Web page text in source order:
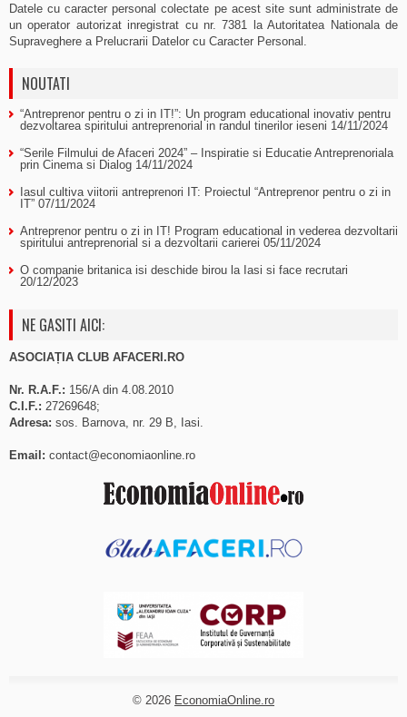
Datele cu caracter personal colectate pe acest site sunt administrate de
un operator autorizat inregistrat cu nr. 7381 la Autoritatea Nationala de
Supraveghere a Prelucrarii Datelor cu Caracter Personal.
NOUTATI
“Antreprenor pentru o zi in IT!”: Un program educational inovativ pentru
dezvoltarea spiritului antreprenorial in randul tinerilor ieseni 14/11/2024
“Serile Filmului de Afaceri 2024” – Inspiratie si Educatie Antreprenoriala
prin Cinema si Dialog 14/11/2024
Iasul cultiva viitorii antreprenori IT: Proiectul “Antreprenor pentru o zi in
IT” 07/11/2024
Antreprenor pentru o zi in IT! Program educational in vederea dezvoltarii
spiritului antreprenorial si a dezvoltarii carierei 05/11/2024
O companie britanica isi deschide birou la Iasi si face recrutari
20/12/2023
NE GASITI AICI:
ASOCIAȚIA CLUB AFACERI.RO
Nr. R.A.F.: 156/A din 4.08.2010
C.I.F.: 27269648;
Adresa: sos. Barnova, nr. 29 B, Iasi.
Email: contact@economiaonline.ro
© 2026 EconomiaOnline.ro